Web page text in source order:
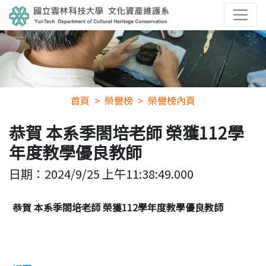
首頁 榮譽榜 榮譽榜內頁
恭賀 本系季閤培老師 榮獲112學
年度教學優良教師
日期： 2024/9/25 上午11:38:49.000
恭賀 本系季閤培老師 榮獲112學年度教學優良教師